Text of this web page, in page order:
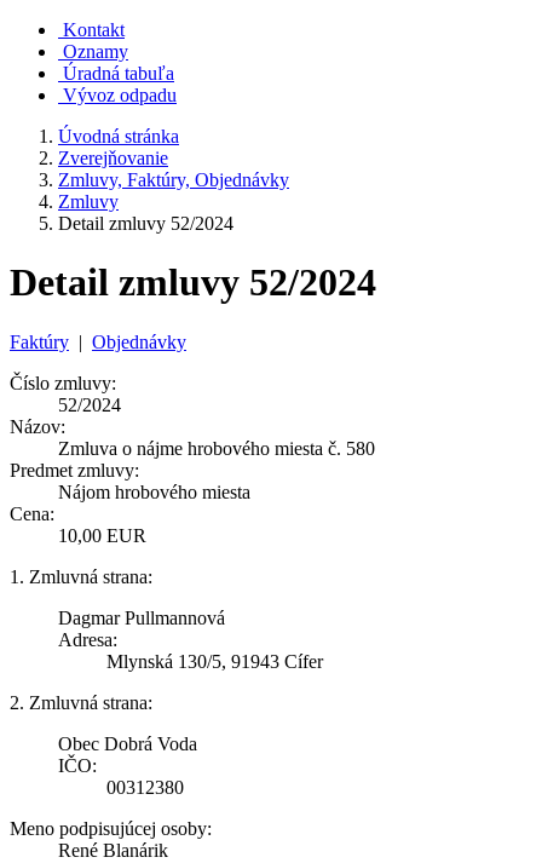
Kontakt
Oznamy
Úradná tabuľa
Vývoz odpadu
Úvodná stránka
Zverejňovanie
Zmluvy, Faktúry, Objednávky
Zmluvy
Detail zmluvy 52/2024
Detail zmluvy 52/2024
Faktúry | Objednávky
Číslo zmluvy:
52/2024
Názov:
Zmluva o nájme hrobového miesta č. 580
Predmet zmluvy:
Nájom hrobového miesta
Cena:
10,00 EUR
1. Zmluvná strana:
Dagmar Pullmannová
Adresa:
Mlynská 130/5, 91943 Cífer
2. Zmluvná strana:
Obec Dobrá Voda
IČO:
00312380
Meno podpisujúcej osoby:
René Blanárik